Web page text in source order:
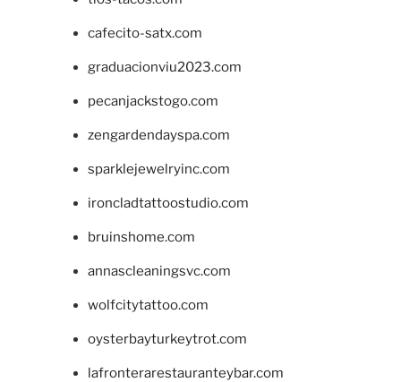
cafecito-satx.com
graduacionviu2023.com
pecanjackstogo.com
zengardendayspa.com
sparklejewelryinc.com
ironcladtattoostudio.com
bruinshome.com
annascleaningsvc.com
wolfcitytattoo.com
oysterbayturkeytrot.com
lafronterarestauranteybar.com